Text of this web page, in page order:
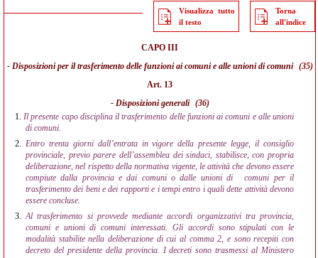
Visualizza tutto
il testo
Torna
all'indice
CAPO III
- Disposizioni per il trasferimento delle funzioni ai comuni e alle unioni di comuni (35)
Art. 13
- Disposizioni generali (36)
1. Il presente capo disciplina il trasferimento delle funzioni ai comuni e alle unioni
di comuni.
2. Entro trenta giorni dall’entrata in vigore della presente legge, il consiglio
provinciale, previo parere dell’assemblea dei sindaci, stabilisce, con propria
deliberazione, nel rispetto della normativa vigente, le attività che devono essere
compiute dalla provincia e dai comuni o dalle unioni di
comuni per il
trasferimento dei beni e dei rapporti e i tempi entro i quali dette attività devono
essere concluse.
3. Al trasferimento si provvede mediante accordi organizzativi tra provincia,
comuni e unioni di comuni interessati. Gli accordi sono stipulati con le
modalità stabilite nella deliberazione di cui al comma 2, e sono recepiti con
decreto del presidente della provincia. I decreti sono trasmessi al Ministero